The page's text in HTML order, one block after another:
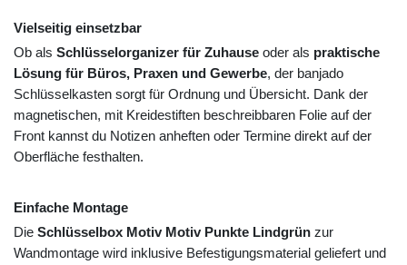
Vielseitig einsetzbar
Ob als Schlüsselorganizer für Zuhause oder als praktische
Lösung für Büros, Praxen und Gewerbe, der banjado
Schlüsselkasten sorgt für Ordnung und Übersicht. Dank der
magnetischen, mit Kreidestiften beschreibbaren Folie auf der
Front kannst du Notizen anheften oder Termine direkt auf der
Oberfläche festhalten.
Einfache Montage
Die Schlüsselbox Motiv Motiv Punkte Lindgrün zur
Wandmontage wird inklusive Befestigungsmaterial geliefert und